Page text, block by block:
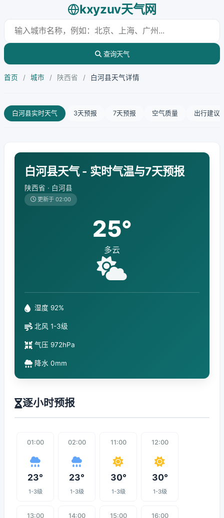
kxyzuv天气网
查询天气
首页 / 城市 / 陕西省 / 白河县天气详情
白河县实时天气 3天预报 7天预报 空气质量 出行建议
白河县天气 - 实时气温与7天预报
陕西省 · 白河县
更新于 02:00
25°
多云
湿度 92%
北风 1-3级
气压 972hPa
降水 0mm
逐小时预报
01:00
23°
1-3级
02:00
23°
1-3级
11:00
30°
1-3级
12:00
30°
1-3级
13:00 14:00 15:00 16:00